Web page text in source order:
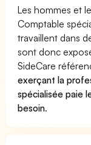
Les hommes et
Comptable
travaillent dans
sont donc
SideCare
exerçant la
spécialisée paie
besoin.